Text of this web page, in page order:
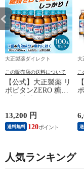
大正製薬ダイレクト
この販売店の送料について
【公式】大正製薬 リ
ポビタンZERO 糖類
100mL 100本 栄養ド
リンク 栄養剤 リポ
ビタン 低カロリー
13,200 円
送料無料 120
大
こ
人気ランキング